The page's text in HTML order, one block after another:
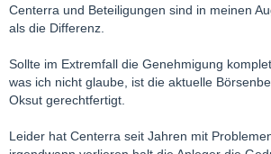
Centerra und Beteiligungen sind in meinen
als die Differenz.
Sollte im Extremfall die Genehmigung
was ich nicht glaube, ist die aktuelle
Oksut gerechtfertigt.
Leider hat Centerra seit Jahren mit